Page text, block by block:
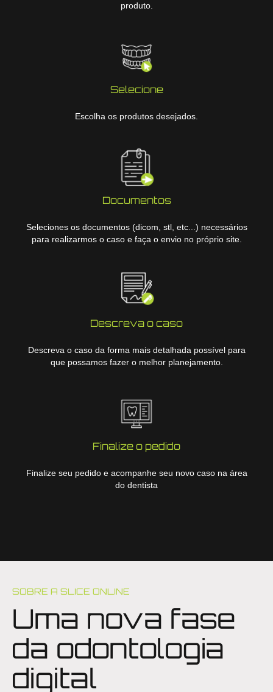
produto.
Selecione
Escolha os produtos desejados.
Documentos
Seleciones os documentos (dicom, stl, etc...) necessários
para realizarmos o caso e faça o envio no próprio site.
Descreva o caso
Descreva o caso da forma mais detalhada possível para
que possamos fazer o melhor planejamento.
Finalize o pedido
Finalize seu pedido e acompanhe seu novo caso na área
do dentista
SOBRE A SLICE ONLINE
Uma nova fase
da odontologia
digital